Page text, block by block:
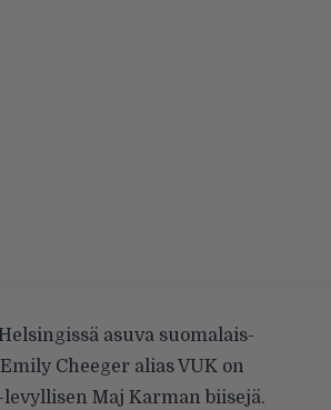
asuva suomalais-
Cheeger alias VUK on
Maj Karman biisejä.